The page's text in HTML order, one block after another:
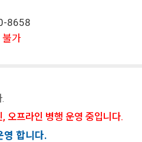
8658
불가
오프라인 병행 운영 중입니다.
영 합니다.